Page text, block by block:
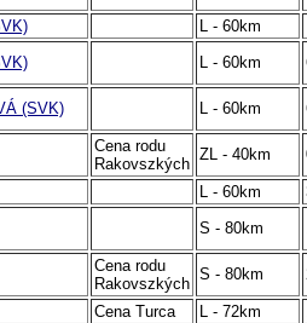
L - 60km
L - 60km
(SVK) L - 60km
Cena rodu
Rakovszkých
ZL - 40km
L - 60km
S - 80km
Cena rodu
Rakovszkých
S - 80km
Cena Turca L - 72km